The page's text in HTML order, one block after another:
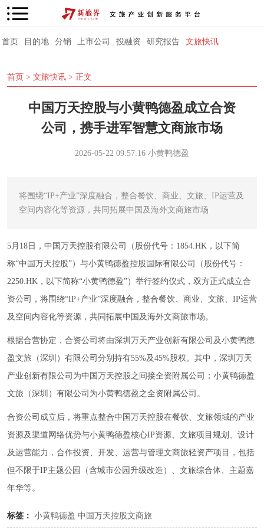
首页 目的地 分销 上市公司 投融资 研究报告 文旅快讯
首页 > 文旅快讯 > 正文
中国万天控股与小黄鸭德盈成立合资
公司，携手进军智慧文商旅市场
2026-05-22 09:57:16 小黄鸭德盈
将围绕“IP+产业”深度融合，整合餐饮、商业、文旅、IP运营及
空间内容化等资源，共同拓展中国及海外文商旅市场
5月18日，中国万天控股有限公司（股份代号：1854.HK，以下简
称“中国万天控股”）与小黄鸭德盈控股国际有限公司（股份代号：
2250.HK，以下简称“小黄鸭德盈”）举行签约仪式，双方正式成立合
资公司，将围绕“IP+产业”深度融合，整合餐饮、商业、文旅、IP运营
及空间内容化等资源，共同拓展中国及海外文商旅市场。
根据合营协定，合资公司将由深圳万天产业创新有限公司及小黄鸭德
盈文旅（深圳）有限公司分别持有55%及45%股权。其中，深圳万天
产业创新有限公司为中国万天控股之间接全资附属公司；小黄鸭德盈
文旅（深圳）有限公司为小黄鸭德盈之全资附属公司。
合资公司成立后，将重点整合中国万天控股在餐饮、文旅领域的产业
资源及渠道网络优势与小黄鸭德盈核心IP资源、文旅项目规划、设计
及运营能力，合作投资、开发、运营与管理文商旅轻资产项目，包括
但不限于IP主题公园（含城市公园升级改造）、文旅综合体、主题嘉
年华等。
标签： 小黄鸭德盈 中国万天控股文商旅